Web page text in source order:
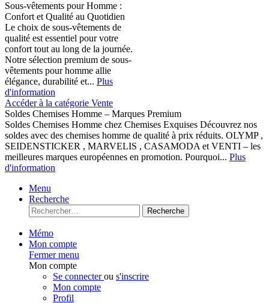
Sous-vêtements pour Homme :
Confort et Qualité au Quotidien
Le choix de sous-vêtements de
qualité est essentiel pour votre
confort tout au long de la journée.
Notre sélection premium de sous-
vêtements pour homme allie
élégance, durabilité et... Plus
d'information
Accéder à la catégorie Vente
Soldes Chemises Homme – Marques Premium
Soldes Chemises Homme chez Chemises Exquises Découvrez nos
soldes avec des chemises homme de qualité à prix réduits. OLYMP ,
SEIDENSTICKER , MARVELIS , CASAMODA et VENTI – les
meilleures marques européennes en promotion. Pourquoi... Plus
d'information
Menu
Recherche
Recherche
Mémo
Mon compte
Fermer menu
Mon compte
Se connecterou s'inscrire
Mon compte
Profil